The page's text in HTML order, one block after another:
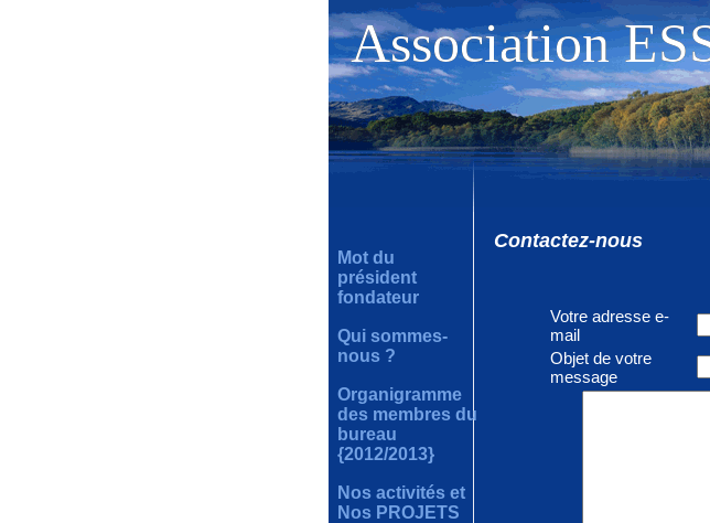
Association
Association
Mot du
président
fondateur
Qui sommes-
nous ?
Organigramme
des membres du
bureau
{2012/2013}
Nos activités et
Nos PROJETS
Contactez-nous
Votre adresse e-
mail
Objet de votre
message